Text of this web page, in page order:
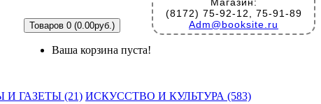
(8172) 75-92-12, 75-91-89
Adm@booksite.ru
Товаров 0 (0.00руб.)
Ваша корзина пуста!
ГАЗЕТЫ (21) ИСКУССТВО И КУЛЬТУРА (583)